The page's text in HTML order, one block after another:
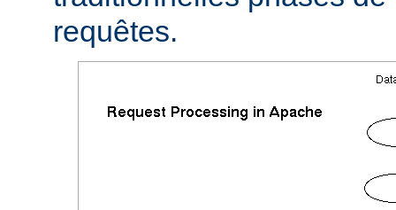
requêtes.